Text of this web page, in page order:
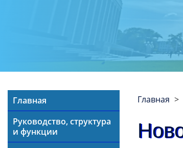
Главная
Руководство, структура
и функции
Главная